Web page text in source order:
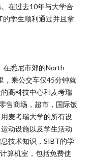
在过去10年与大学合
学生顺利通过并且拿
在悉尼市郊的North
，乘公交车仅45分钟就
高科技中心和麦考瑞
售商场，超市，国际饭
麦考瑞大学的所有设
动设施以及学生活动
技术知识，SIBT的学
算机室，包括免费使